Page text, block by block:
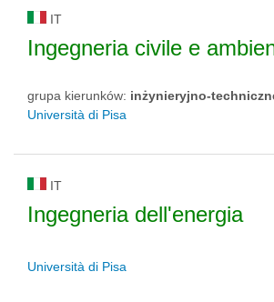
IT
Ingegneria civile e
grupa kierunków: inżynieryjno-
Università di Pisa
IT
Ingegneria dell'energia
Università di Pisa